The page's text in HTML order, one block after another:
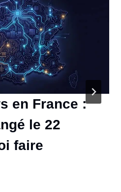
en France :
le 22
faire